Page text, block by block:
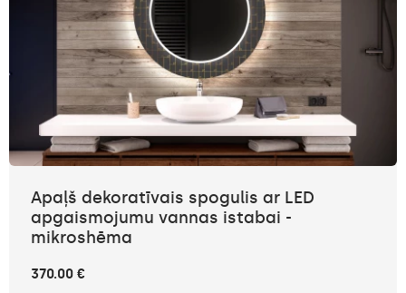
Apaļš dekoratīvais spogulis ar LED
apgaismojumu vannas istabai -
mikroshēma
370.00 €